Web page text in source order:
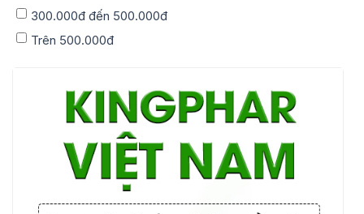
300.000đ đến 500.000đ
Trên 500.000đ